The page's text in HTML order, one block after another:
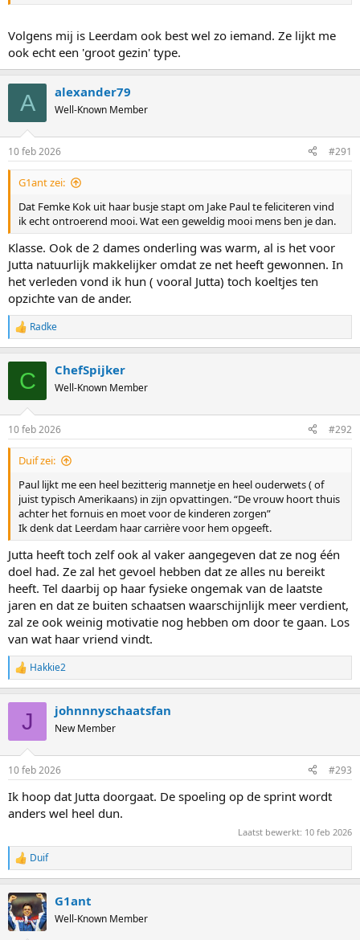
Volgens mij is Leerdam ook best wel zo iemand. Ze lijkt me
ook echt een 'groot gezin' type.
A alexander79
Well-Known Member
10 feb 2026 #291
G1ant zei:
Dat Femke Kok uit haar busje stapt om Jake Paul te feliciteren vind
ik echt ontroerend mooi. Wat een geweldig mooi mens ben je dan.
Klasse. Ook de 2 dames onderling was warm, al is het voor
Jutta natuurlijk makkelijker omdat ze net heeft gewonnen. In
het verleden vond ik hun ( vooral Jutta) toch koeltjes ten
opzichte van de ander.
R
e
s
:
Radke
C ChefSpijker
Well-Known Member
10 feb 2026 #292
Duif zei:
Paul lijkt me een heel bezitterig mannetje en heel ouderwets ( of
juist typisch Amerikaans) in zijn opvattingen. “De vrouw hoort thuis
achter het fornuis en moet voor de kinderen zorgen”
Ik denk dat Leerdam haar carrière voor hem opgeeft.
Jutta heeft toch zelf ook al vaker aangegeven dat ze nog één
doel had. Ze zal het gevoel hebben dat ze alles nu bereikt
heeft. Tel daarbij op haar fysieke ongemak van de laatste
jaren en dat ze buiten schaatsen waarschijnlijk meer verdient,
zal ze ook weinig motivatie nog hebben om door te gaan. Los
van wat haar vriend vindt.
R
e
s
Hakkie2
J johnnnyschaatsfan
New Member
10 feb 2026 #293
Ik hoop dat Jutta doorgaat. De spoeling op de sprint wordt
anders wel heel dun.
Laatst bewerkt: 10 feb 2026
R
e
c
t
i
Duif
G1ant
Well-Known Member